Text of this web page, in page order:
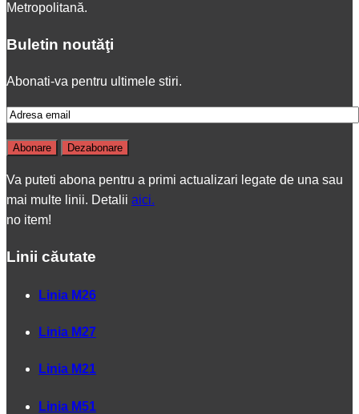
Metropolitană.
Buletin noutăţi
Abonati-va pentru ultimele stiri.
Va puteti abona pentru a primi actualizari legate de una sau
mai multe linii. Detalii aici.
no item!
Linii căutate
Linia M26
Linia M27
Linia M21
Linia M51